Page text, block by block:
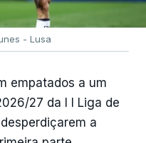
- Lusa
empatados a um
27 da I I Liga de
a